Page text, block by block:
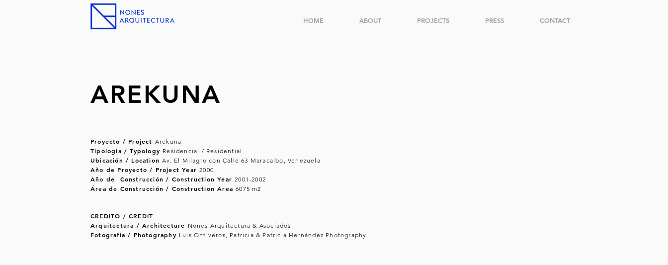
HOME ABOUT PROJECTS PRESS CONTACT
AREKUNA
Proyecto / Project Arekuna
Tipología / Typology Residencial / Residential
Ubicación / LocationAv. El Milagro con Calle 63 Maracaibo, Venezuela
Año de Proyecto / Project Year2000
Año de Construcción / Construction Year2001-2002
Área de Construcción / Construction Area6075 m2
CREDITO / CREDIT
Arquitectura / Architecture Nones Arquitectura & Asociados
Fotografía / Photography Luis Ontiveros, Patricia & Patricia Hernández Photography